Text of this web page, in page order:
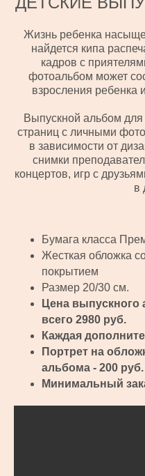
Жизнь ребенка
найдется кипа
кадров с
фотоальбом может
взросления ребенка
Выпускной альбом для
страниц с личными
в зависимости от
снимки
концертов, игр с
в
Бумага класса
Жесткая обложка
покрытием
Размер 20/30 см.
Цена выпускного
всего 2980 руб.
Каждая
Портрет на
альбома - 200 руб.
Минимальный